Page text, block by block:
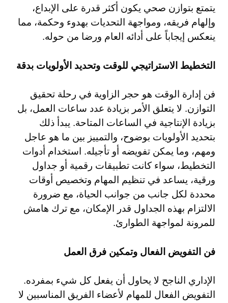
يتمتع بتوازن صحي يكون أكثر قدرة على الإبداع،
وإلهام فريقه، ومواجهة التحديات بهدوء وحكمة، مما
ينعكس إيجاباً على أدائه العام ورضا من حوله.
التخطيط الاستراتيجي للوقت وتحديد الأولويات بدقة
فن إدارة الوقت هو حجر الزاوية في رحلة تحقيق
التوازن. لا يتعلق الأمر بزيادة عدد ساعات العمل، بل
بزيادة الإنتاجية في الساعات المتاحة. يبدأ ذلك
بتحديد الأولويات بوضوح، والتمييز بين ما هو عاجل
ومهم، وما يمكن تفويضه أو تأجيله. استخدام أدوات
التخطيط، سواء كانت تطبيقات رقمية أو جداول
ورقية، يساعد في تنظيم المهام وتخصيص أوقات
محددة لكل جانب من جوانب الحياة، مع ضرورة
الالتزام بهذه الجداول قدر الإمكان، مع ترك هامش
للمرونة لمواجهة الطوارئ.
فن التفويض الفعال وتمكين فرق العمل
الإداري الناجح لا يحاول أن يفعل كل شيء بمفرده.
التفويض الفعال للمهام لأعضاء الفريق المناسبين لا